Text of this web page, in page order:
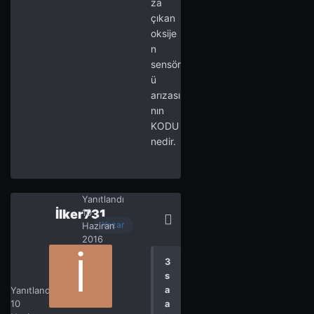
çıkan
oksije
n
sensör
ü
arızası
nın
KODU
nedir.
Yanıtlandı
10
İlker731
Yazar
Yanıtlandı
10
Haziran
2016
3
s
a
a